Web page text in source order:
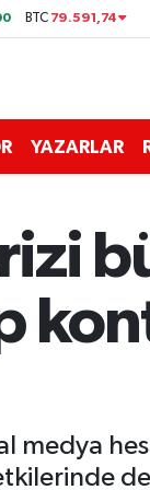
BTC 79.591,74
YAZARLAR